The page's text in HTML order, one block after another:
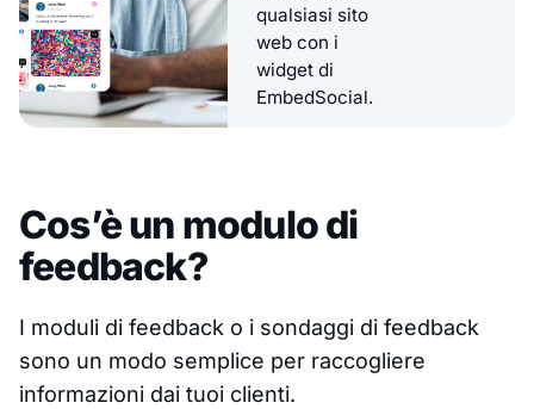
qualsiasi sito
web con i
widget di
EmbedSocial.
Cos’è un modulo di
feedback?
I moduli di feedback o i sondaggi di feedback
sono un modo semplice per raccogliere
informazioni dai tuoi clienti.